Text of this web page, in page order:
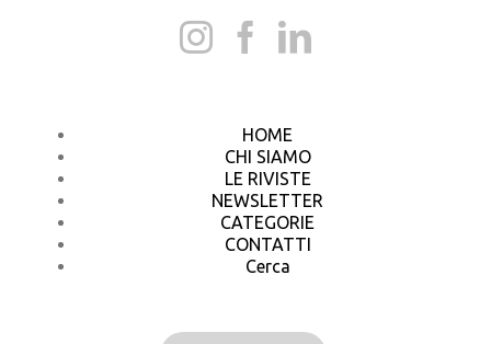
HOME
CHI SIAMO
LE RIVISTE
NEWSLETTER
CATEGORIE
CONTATTI
Cerca